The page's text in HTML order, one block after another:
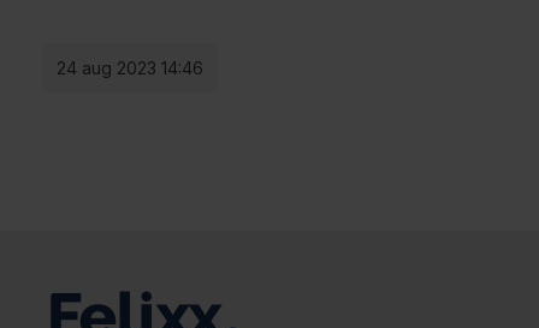
24 aug 2023 14:46